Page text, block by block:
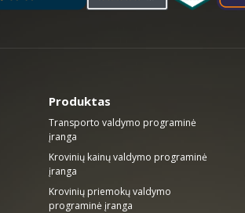
Produktas
Transporto valdymo programinė
įranga
Krovinių kainų valdymo programinė
įranga
Krovinių priemokų valdymo
programinė įranga